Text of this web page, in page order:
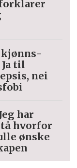
kjønns­
til
nei
har
hvorfor
ønske